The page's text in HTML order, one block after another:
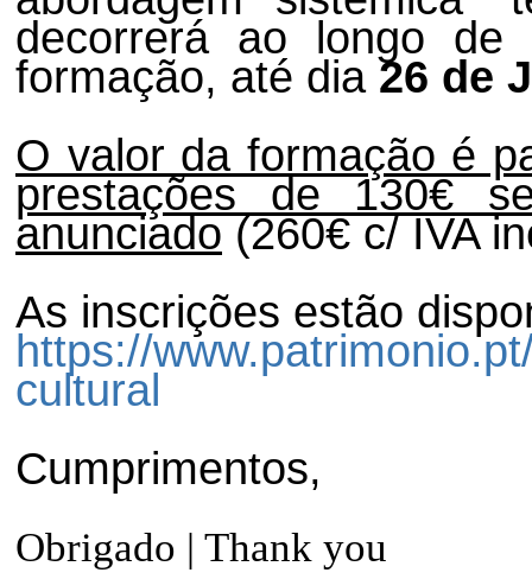
decorrerá ao longo de
formação, até dia 26 de
O valor da formação é
prestações de 130€
anunciado (260€ c/ IVA
As inscrições estão
https://
cultural
Cumprimentos,
Obrigado | Thank you